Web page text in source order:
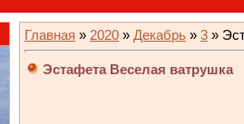
Главная » 2020 » Декабрь » 3 »
Эстафета Веселая ватрушка